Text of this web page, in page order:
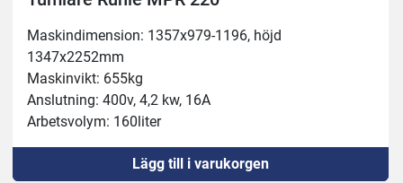
Maskindimension: 1357x979-1196, höjd
1347x2252mm
Maskinvikt: 655kg
Anslutning: 400v, 4,2 kw, 16A
Arbetsvolym: 160liter
Behållare: 220liter
Köldmedel: R452ALägg till i varukorgen